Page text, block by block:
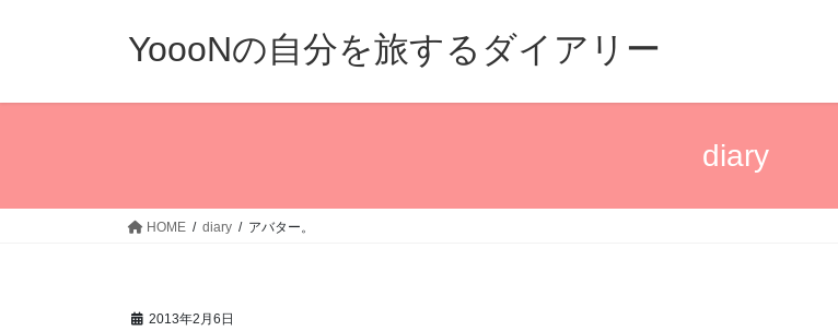
YoooNの自分を旅するダイアリー
diary
HOME diary アバター。
2013年2月6日